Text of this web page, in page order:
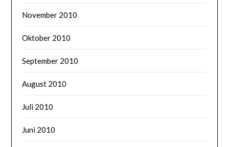
November 2010
Oktober 2010
September 2010
August 2010
Juli 2010
Juni 2010